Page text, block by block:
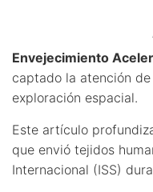
Envejecimiento
captado la atención
exploración espacial.
Este artículo
que envió tejidos
Internacional (ISS)